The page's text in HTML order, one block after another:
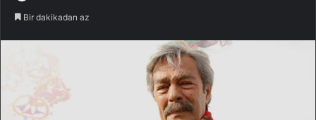
Bir dakikadan az